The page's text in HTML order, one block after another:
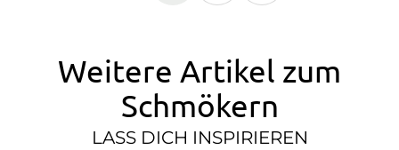
Weitere Artikel zum
Schmökern
LASS DICH INSPIRIEREN